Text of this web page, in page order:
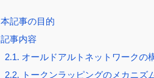
本記事の目的
記事内容
2.1. オールドアルトネットワークの
2.2. トークンラッピングのメカニズ